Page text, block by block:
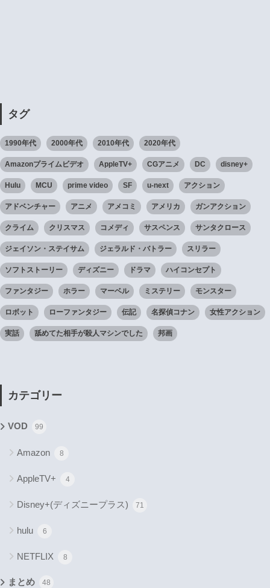
タグ
1990年代 2000年代 2010年代 2020年代
Amazonプライムビデオ AppleTV+ CGアニメ DC disney+
Hulu MCU prime video SF u-next アクション
アドベンチャー アニメ アメコミ アメリカ ガンアクション
クライム クリスマス コメディ サスペンス サンタクロース
ジェイソン・ステイサム ジェラルド・バトラー スリラー
ソフトストーリー ディズニー ドラマ ハイコンセプト
ファンタジー ホラー マーベル ミステリー モンスター
ロボット ローファンタジー 伝記 名探偵コナン 女性アクション
実話 舐めてた相手が殺人マシンでした 邦画
カテゴリー
VOD 99
Amazon 8
AppleTV+ 4
Disney+(ディズニープラス) 71
hulu 6
NETFLIX 8
まとめ 48